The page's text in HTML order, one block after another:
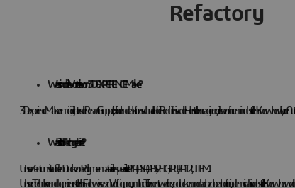
Refactory
Was sind die Vorteile von 3DEXPERIENCE Make?
3Dexperience Make ermöglicht es der Renault Gruppe, flexibel und reaktionsschnell auf die Bedürfnisse der Hersteller zu reagieren, die so von ihrem industriellen Know-how, ihrer
Was ist Ihr Fachgebiet?
Unser Zentrum ist auf den Druck von Polymermaterialien spezialisiert: PLA, ASA, ABS, PETG, TPU, PA12, ULTEM...
Unsere Techniker und Ingenieure stellen ihr Fachwissen zur Verfügung, um Ihre Teile zu entwerfen, zu drucken und nachzubearbeiten, indem sie das industrielle Know-